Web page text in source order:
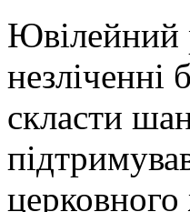
Ювілейний
незліченні
скласти